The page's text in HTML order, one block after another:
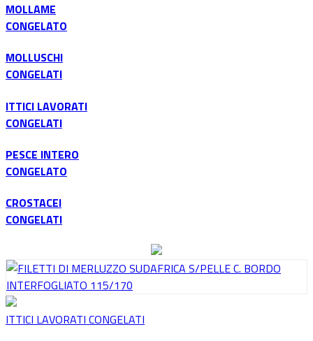
MOLLAME
CONGELATO
MOLLUSCHI
CONGELATI
ITTICI LAVORATI
CONGELATI
PESCE INTERO
CONGELATO
CROSTACEI
CONGELATI
ITTICI LAVORATI CONGELATI